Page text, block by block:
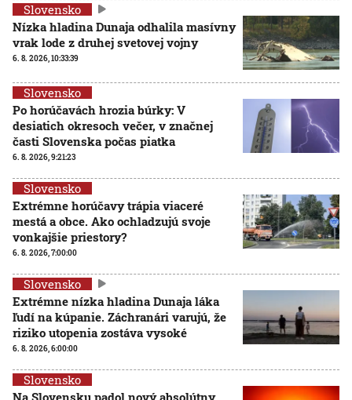
Slovensko
Nízka hladina Dunaja odhalila masívny
vrak lode z druhej svetovej vojny
6. 8. 2026, 10:33:39
Slovensko
Po horúčavách hrozia búrky: V
desiatich okresoch večer, v značnej
časti Slovenska počas piatka
6. 8. 2026, 9:21:23
Slovensko
Extrémne horúčavy trápia viaceré
mestá a obce. Ako ochladzujú svoje
vonkajšie priestory?
6. 8. 2026, 7:00:00
Slovensko
Extrémne nízka hladina Dunaja láka
ľudí na kúpanie. Záchranári varujú, že
riziko utopenia zostáva vysoké
6. 8. 2026, 6:00:00
Slovensko
Na Slovensku padol nový absolútny